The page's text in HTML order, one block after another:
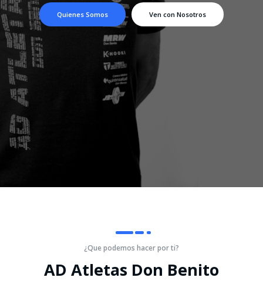
Quienes Somos Ven con Nosotros
¿Que podemos hacer por ti?
AD Atletas Don Benito